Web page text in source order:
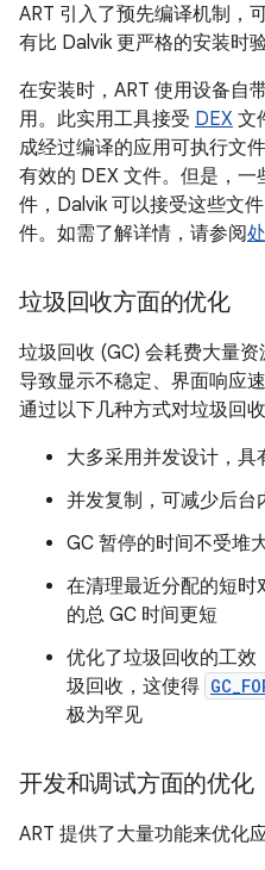
ART 引入了预先编译机制，
有比 Dalvik 更严格的安装时验
在安装时，ART 使用设备自
用。此实用工具接受 DEX 文
成经过编译的应用可执行文
有效的 DEX 文件。但是，
件，Dalvik 可以接受这些文
件。如需了解详情，请参阅
垃圾回收方面的优化
垃圾回收 (GC) 会耗费大量
导致显示不稳定、界面响应
通过以下几种方式对垃圾回
大多采用并发设计，具
并发复制，可减少后台
GC 暂停的时间不受堆
在清理最近分配的短时
的总 GC 时间更短
优化了垃圾回收的工效
圾回收，这使得
极为罕见
开发和调试方面的优化
ART 提供了大量功能来优化